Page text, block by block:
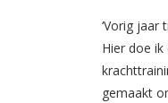
‘Vorig jaar
Hier doe
gemaakt